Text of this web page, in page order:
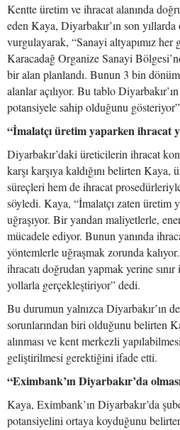
Kentte üretim ve ihracat alanında
eden Kaya, Diyarbakır’ın son
vurgulayarak, “Sanayi altyapımız her
Karacadağ Organize Sanayi
bir alan planlandı. Bunun 3 bin
alanlar açılıyor. Bu tablo
potansiyele sahip olduğunu
“İmalatçı üretim yaparken ihracat
Diyarbakır’daki üreticilerin ihracat
karşı karşıya kaldığını belirten
süreçleri hem de ihracat
söyledi. Kaya, “İmalatçı zaten üretim
uğraşıyor. Bir yandan maliyetlerle,
mücadele ediyor. Bunun yanında
yöntemlerle uğraşmak zorunda
ihracatı doğrudan yapmak yerine
yollarla gerçekleştiriyor” dedi.
Bu durumun yalnızca Diyarbakır’ın
sorunlarından biri olduğunu belirten
alınması ve kent merkezli
geliştirilmesi gerektiğini ifade etti.
“Eximbank’ın Diyarbakır’da
Kaya, Eximbank’ın Diyarbakır’da
potansiyelini ortaya koyduğunu